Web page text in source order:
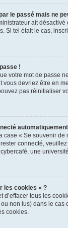
le passé mais ne
ait
Si tel était le cas,
!
votre mot de passe
vous devriez être en
pas réinitialiser
case « Se souvenir
rester connecté,
une
les cookies » ?
d’effacer tous les
ou non lus) dans le
cookies.